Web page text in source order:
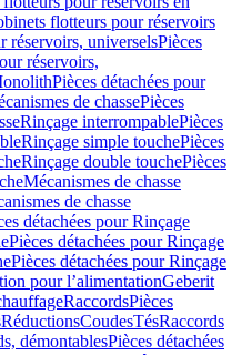
flotteurs pour réservoirs
réservoirs, universelsPièces
réservoirs,
Pièces détachées pour
de chassePièces
Rinçage interrompablePièces
Rinçage simple touchePièces
Rinçage double touchePièces
Mécanismes de chasse
de chasse
détachées pour Rinçage
Pièces détachées pour Rinçage
Pièces détachées pour Rinçage
pour l’alimentationGeberit
RaccordsPièces
RéductionsCoudesTésRaccords
démontablesPièces détachées